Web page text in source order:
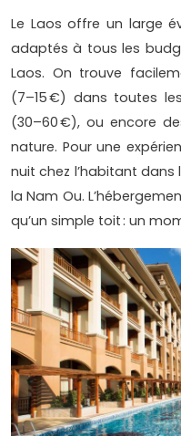
Le Laos offre un large
adaptés à tous les
Laos. On trouve
(7–15 €) dans toutes
(30–60 €), ou encore
nature. Pour une
nuit chez l’habitant
la Nam Ou.
qu’un simple toit : un